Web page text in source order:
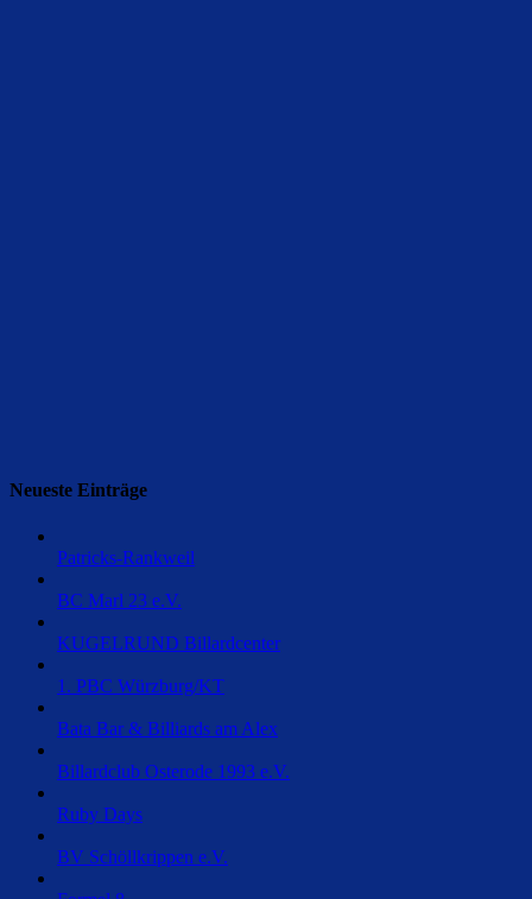
Neueste Einträge
Patricks-Rankweil
BC Marl 23 e.V.
KUGELRUND Billardcenter
1. PBC Würzburg/KT
Bata Bar & Billiards am Alex
Billardclub Osterode 1993 e.V.
Ruby Days
BV Schöllkrippen e.V.